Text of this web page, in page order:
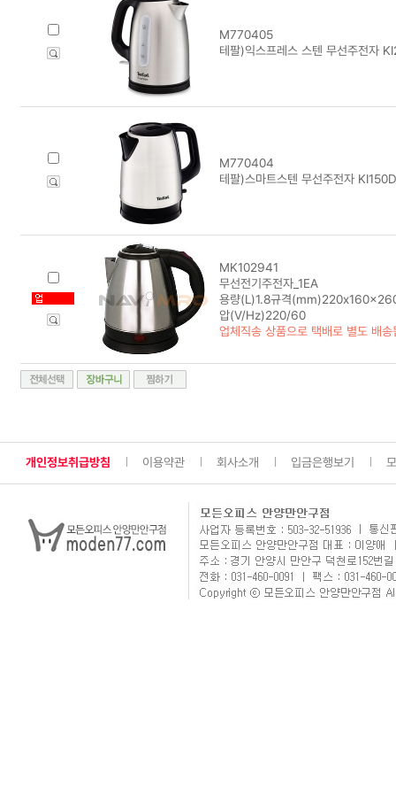
M770405
테팔)익스프레스 스텐 무선주전자
M770404
테팔)스마트스텐 무선주전자 KI150D
MK102941
무선전기주전자_1EA
용량(L)1.8규격
압(V/Hz)220/60
업체직송 상품으로 택배로 별도 배송
개인정보취급방침 이용약관 회사소개 입금은행보기